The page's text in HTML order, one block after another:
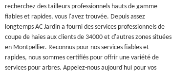
recherchez des tailleurs professionnels hauts de gamme
fiables et rapides, vous l'avez trouvée. Depuis assez
longtemps AC Jardin a fourni des services professionnels de
coupe de haies aux clients de 34000 et d'autres zones situées
en Montpellier. Reconnus pour nos services fiables et
rapides, nous sommes certifiés pour offrir une variété de
services pour arbres. Appelez-nous aujourd'hui pour vos